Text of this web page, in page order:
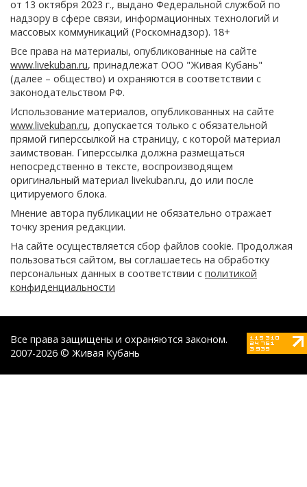
от 13 октября 2023 г., выдано Федеральной службой по
надзору в сфере связи, информационных технологий и
массовых коммуникаций (Роскомнадзор). 18+
Все права на материалы, опубликованные на сайте
www.livekuban.ru, принадлежат ООО "Живая Кубань"
(далее – общество) и охраняются в соответствии с
законодательством РФ.
Использование материалов, опубликованных на сайте
www.livekuban.ru, допускается только с обязательной
прямой гиперссылкой на страницу, с которой материал
заимствован. Гиперссылка должна размещаться
непосредственно в тексте, воспроизводящем
оригинальный материал livekuban.ru, до или после
цитируемого блока.
Мнение автора публикации не обязательно отражает
точку зрения редакции.
На сайте осуществляется сбор файлов cookie. Продолжая
пользоваться сайтом, вы соглашаетесь на обработку
персональных данных в соответствии с политикой
конфиденциальности
Все права защищены и охраняются законом.
2007-2026 © Живая Кубань